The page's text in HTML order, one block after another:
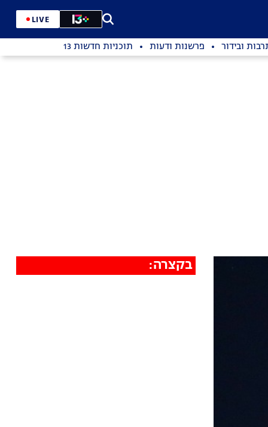
LIVE
ובידור פרשנות ודעות תוכניות חדשות 13
בקצרה: